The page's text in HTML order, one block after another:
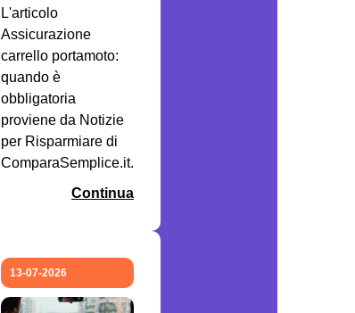
L'articolo
Assicurazione
carrello portamoto:
quando è
obbligatoria
proviene da Notizie
per Risparmiare di
ComparaSemplice.it.
Continua
13-07-2026